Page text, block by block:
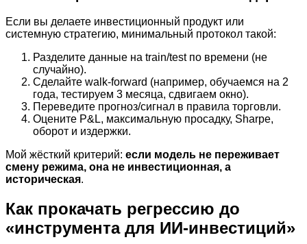
Если вы делаете инвестиционный продукт или
системную стратегию, минимальный протокол такой:
Разделите данные на train/test по времени (не
случайно).
Сделайте walk-forward (например, обучаемся на 2
года, тестируем 3 месяца, сдвигаем окно).
Переведите прогноз/сигнал в правила торговли.
Оцените P&L, максимальную просадку, Sharpe,
оборот и издержки.
Мой жёсткий критерий: если модель не переживает
смену режима, она не инвестиционная, а
историческая.
Как прокачать регрессию до
«инструмента для ИИ-инвестиций»